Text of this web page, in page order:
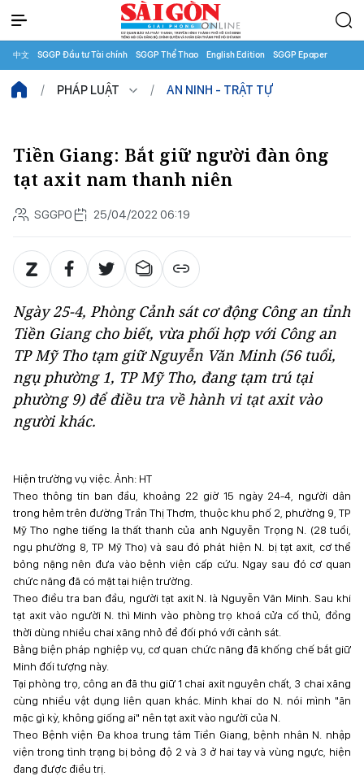
中文 SGGP Đầu tư Tài chính SGGP Thể Thao English Edition SGGP Epaper
PHÁP LUẬT AN NINH - TRẬT TỰ
Tiền Giang: Bắt giữ người đàn ông
tạt axit nam thanh niên
SGGPO 25/04/2022 06:19
Ngày 25-4, Phòng Cảnh sát cơ động Công an tỉnh
Tiền Giang cho biết, vừa phối hợp với Công an
TP Mỹ Tho tạm giữ Nguyễn Văn Minh (56 tuổi,
ngụ phường 1, TP Mỹ Tho, đang tạm trú tại
phường 9) để điều tra về hành vi tạt axit vào
người khác.
Hiện trường vụ việc. Ảnh: HT
Theo thông tin ban đầu, khoảng 22 giờ 15 ngày 24-4, người dân
trong hẻm trên đường Trần Thị Thơm, thuộc khu phố 2, phường 9, TP
Mỹ Tho nghe tiếng la thất thanh của anh Nguyễn Trọng N. (28 tuổi,
ngụ phường 8, TP Mỹ Tho) và sau đó phát hiện N. bị tạt axit, cơ thể
bỏng nặng nên đưa vào bệnh viện cấp cứu. Ngay sau đó cơ quan
chức năng đã có mặt tại hiện trường.
Theo điều tra ban đầu, người tạt axit N. là Nguyễn Văn Minh. Sau khi
tạt axit vào người N. thì Minh vào phòng trọ khoá cửa cố thủ, đồng
thời dùng nhiều chai xăng nhỏ để đối phó với cảnh sát.
Bằng biện pháp nghiệp vụ, cơ quan chức năng đã khống chế bắt giữ
Minh đối tượng này.
Tại phòng trọ, công an đã thu giữ 1 chai axit nguyên chất, 3 chai xăng
cùng nhiều vật dụng liên quan khác. Minh khai do N. nói mình "ăn
mặc gì kỳ, không giống ai" nên tạt axit vào người của N.
Theo Bệnh viện Đa khoa trung tâm Tiền Giang, bệnh nhân N. nhập
viện trong tình trạng bị bỏng độ 2 và 3 ở hai tay và vùng ngực, hiện
đang được điều trị.